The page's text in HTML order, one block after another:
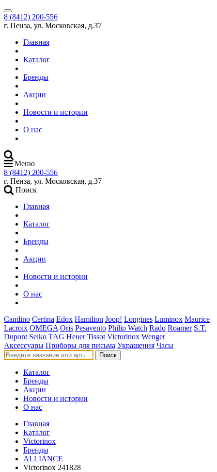
8 (8412) 200-556
г. Пенза, ул. Московская, д.37
Главная
Каталог
Бренды
Акции
Новости и истории
О нас
Меню
8 (8412) 200-556
г. Пенза, ул. Московская, д.37
Поиск
Главная
Каталог
Бренды
Акции
Новости и истории
О нас
Candino Certina Edox Hamilton Joop! Longines Luminox Maurice
Lacroix OMEGA Oris Pesavento Philip Watch Rado Roamer S.T.
Dupont Seiko TAG Heuer Tissot Victorinox Wenger
Аксессуары Приборы для письма Украшения Часы
Поиск
Каталог
Бренды
Акции
Новости и истории
О нас
Главная
Каталог
Victorinox
Бренды
ALLIANCE
Victorinox 241828